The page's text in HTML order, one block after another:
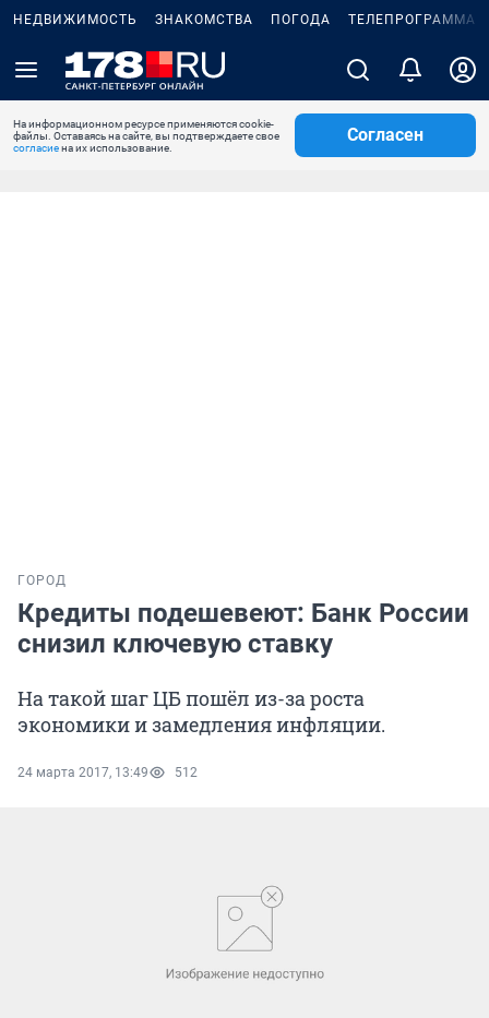
НЕДВИЖИМОСТЬ ЗНАКОМСТВА ПОГОДА ТЕЛЕПРОГРАММА
На информационном ресурсе применяются cookie-
файлы. Оставаясь на сайте, вы подтверждаете свое
согласиена их использование.
Согласен
ГОРОД
Кредиты подешевеют: Банк России
снизил ключевую ставку
На такой шаг ЦБ пошёл из-за роста
экономики и замедления инфляции.
24 марта 2017, 13:49 512